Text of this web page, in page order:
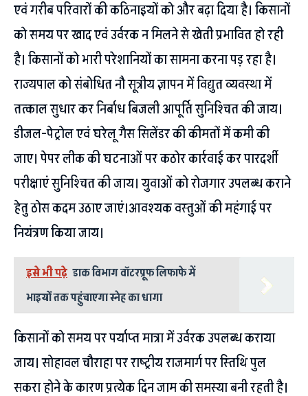
एवं गरीब परिवारों की कठिनाइयों को और बढ़ा दिया है। किसानों
को समय पर खाद एवं उर्वरक न मिलने से खेती प्रभावित हो रही
है। किसानों को भारी परेशानियों का सामना करना पड़ रहा है।
राज्यपाल को संबोधित नौ सूत्रीय ज्ञापन में विद्युत व्यवस्था में
तत्काल सुधार कर निर्बाध बिजली आपूर्ति सुनिश्चित की जाय।
डीजल-पेट्रोल एवं घरेलू गैस सिलेंडर की कीमतों में कमी की
जाए। पेपर लीक की घटनाओं पर कठोर कार्रवाई कर पारदर्शी
परीक्षाएं सुनिश्चित की जाय। युवाओं को रोजगार उपलब्ध कराने
हेतु ठोस कदम उठाए जाएं।आवश्यक वस्तुओं की महंगाई पर
नियंत्रण किया जाय।
इसे भी पढ़े डाक विभाग वॉटरप्रूफ लिफाफे में
भाइयों तक पहुंचाएगा स्नेह का धागा
किसानों को समय पर पर्याप्त मात्रा में उर्वरक उपलब्ध कराया
जाय। सोहावल चौराहा पर राष्ट्रीय राजमार्ग पर स्तिथि पुल
सकरा होने के कारण प्रत्येक दिन जाम की समस्या बनी रहती है।